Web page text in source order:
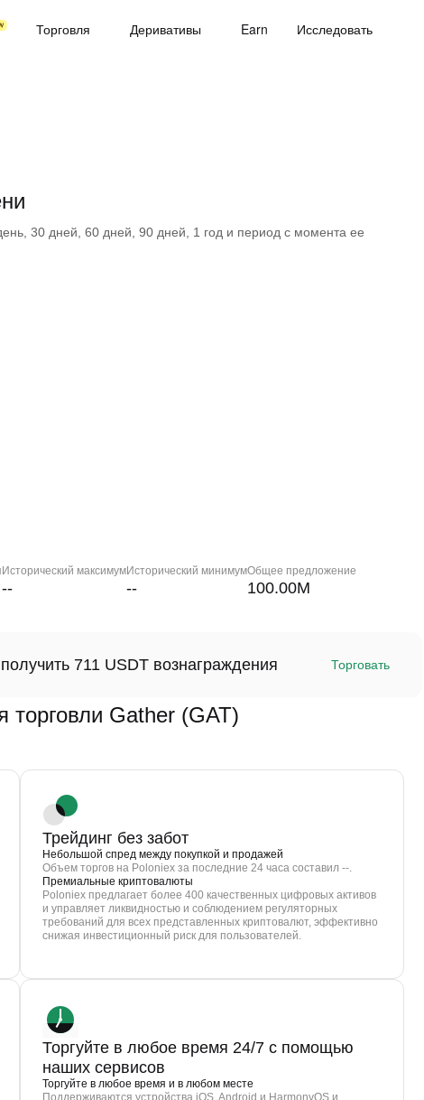
Торговля Деривативы Earn Исследовать
30 дней, 60 дней, 90 дней, 1 год и период с момента ее
Исторический максимум
--
Исторический минимум
--
Общее предложение
100.00M
711 USDT вознаграждения Торговать
Gather (GAT)
Трейдинг без забот
Небольшой спред между покупкой и продажей
Объем торгов на Poloniex за последние 24 часа составил --.
Премиальные криптовалюты
Poloniex предлагает более 400 качественных цифровых активов
и управляет ликвидностью и соблюдением регуляторных
требований для всех представленных криптовалют, эффективно
снижая инвестиционный риск для пользователей.
Торгуйте в любое время 24/7 с помощью
наших сервисов
Торгуйте в любое время и в любом месте
Поддерживаются устройства iOS, Android и HarmonyOS и